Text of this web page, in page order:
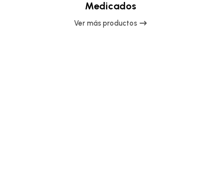
Medicados
Ver más productos